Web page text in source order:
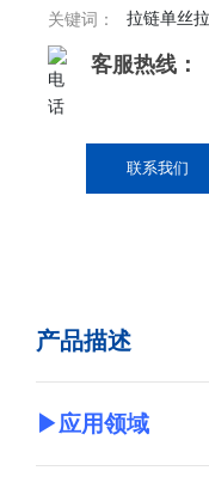
关键词： 拉链单丝
客服热线：
联系我们
产品描述
▶应用领域